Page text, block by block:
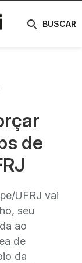
BUSCAR
de
UFRJ vai
seu
ao
de
da